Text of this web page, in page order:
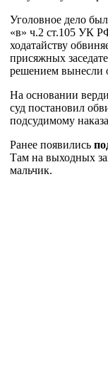
Уголовное дело
«в» ч.2 ст.105 УК
ходатайству
присяжных
решением вынесли
На основании
суд постановил
подсудимому
Ранее появились
Там на выходных
мальчик.